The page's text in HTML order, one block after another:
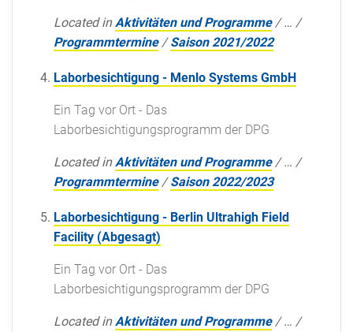
Located in Aktivitäten und Programme /… /
Programmtermine /Saison 2021/2022
Laborbesichtigung - Menlo Systems GmbH
Ein Tag vor Ort - Das
Laborbesichtigungsprogramm der DPG
Located in Aktivitäten und Programme /… /
Programmtermine /Saison 2022/2023
Laborbesichtigung - Berlin Ultrahigh Field
Facility (Abgesagt)
Ein Tag vor Ort - Das
Laborbesichtigungsprogramm der DPG
Located in Aktivitäten und Programme /… /